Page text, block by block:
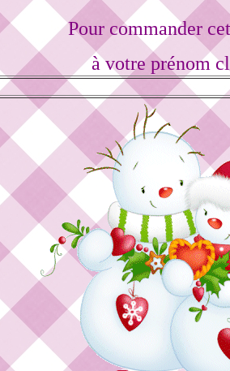
Pour commander
à votre prénom